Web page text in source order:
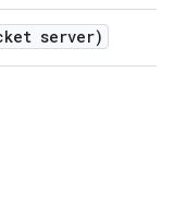
server)